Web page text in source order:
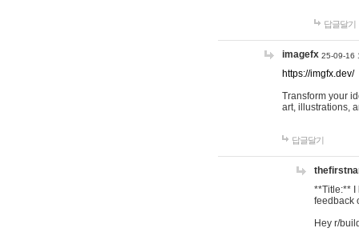
답글달기
imagefx 25-09-16
https://imgfx.dev/
Transform your
art, illustrations,
답글달기
**Title:** I
feedback
Hey r/